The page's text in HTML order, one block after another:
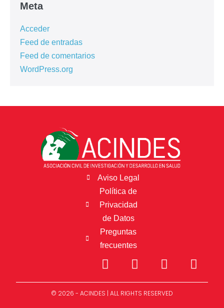
Meta
Acceder
Feed de entradas
Feed de comentarios
WordPress.org
Aviso Legal
Política de
Privacidad
de Datos
Preguntas
frecuentes
© 2026 - ACINDES | ALL RIGHTS RESERVED